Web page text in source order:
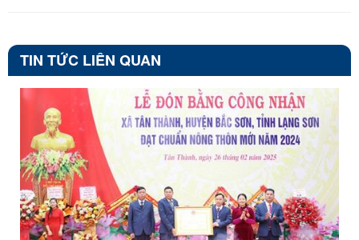
TIN TỨC LIÊN QUAN